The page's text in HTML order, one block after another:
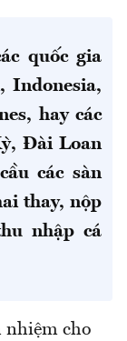
quốc gia
Indonesia,
hay các
Đài Loan
các sàn
thay, nộp
nhập cá
nhiệm cho